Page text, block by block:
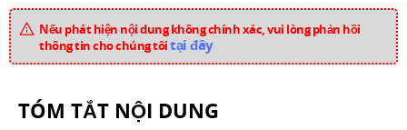
Nếu phát hiện nội dung không chính xác, vui lòng phản hồi
thông tin cho chúng tôitại đây
TÓM TẮT NỘI DUNG